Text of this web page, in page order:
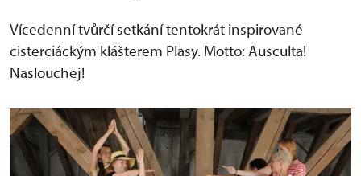
Vícedenní tvůrčí setkání tentokrát inspirované
cisterciáckým klášterem Plasy. Motto: Ausculta!
Naslouchej!